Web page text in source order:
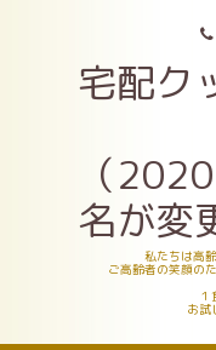
宅配ク
（
名が変
私たちは高
ご高齢者の笑顔の
１
お試